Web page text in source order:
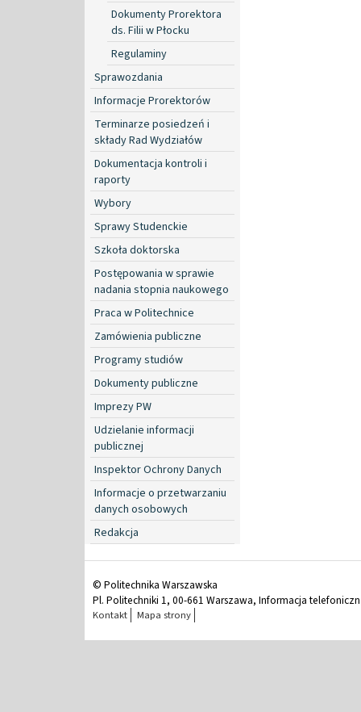
Dokumenty Prorektora
ds. Filii w Płocku
Regulaminy
Sprawozdania
Informacje Prorektorów
Terminarze posiedzeń i
składy Rad Wydziałów
Dokumentacja kontroli i
raporty
Wybory
Sprawy Studenckie
Szkoła doktorska
Postępowania w sprawie
nadania stopnia naukowego
Praca w Politechnice
Zamówienia publiczne
Programy studiów
Dokumenty publiczne
Imprezy PW
Udzielanie informacji
publicznej
Inspektor Ochrony Danych
Informacje o przetwarzaniu
danych osobowych
Redakcja
© Politechnika Warszawska
Pl. Politechniki 1, 00-661 Warszawa, Informacja
Kontakt Mapa strony